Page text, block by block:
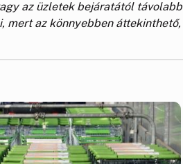
az üzletek bejáratától távolabb
mert az könnyebben áttekinthető,